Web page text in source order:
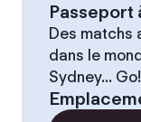
Passeport
Des matchs
dans le
Sydney... Go!